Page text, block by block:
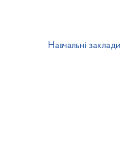
Навчальні заклади